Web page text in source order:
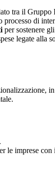
tra il
di
per sostenere
legate alla
le imprese